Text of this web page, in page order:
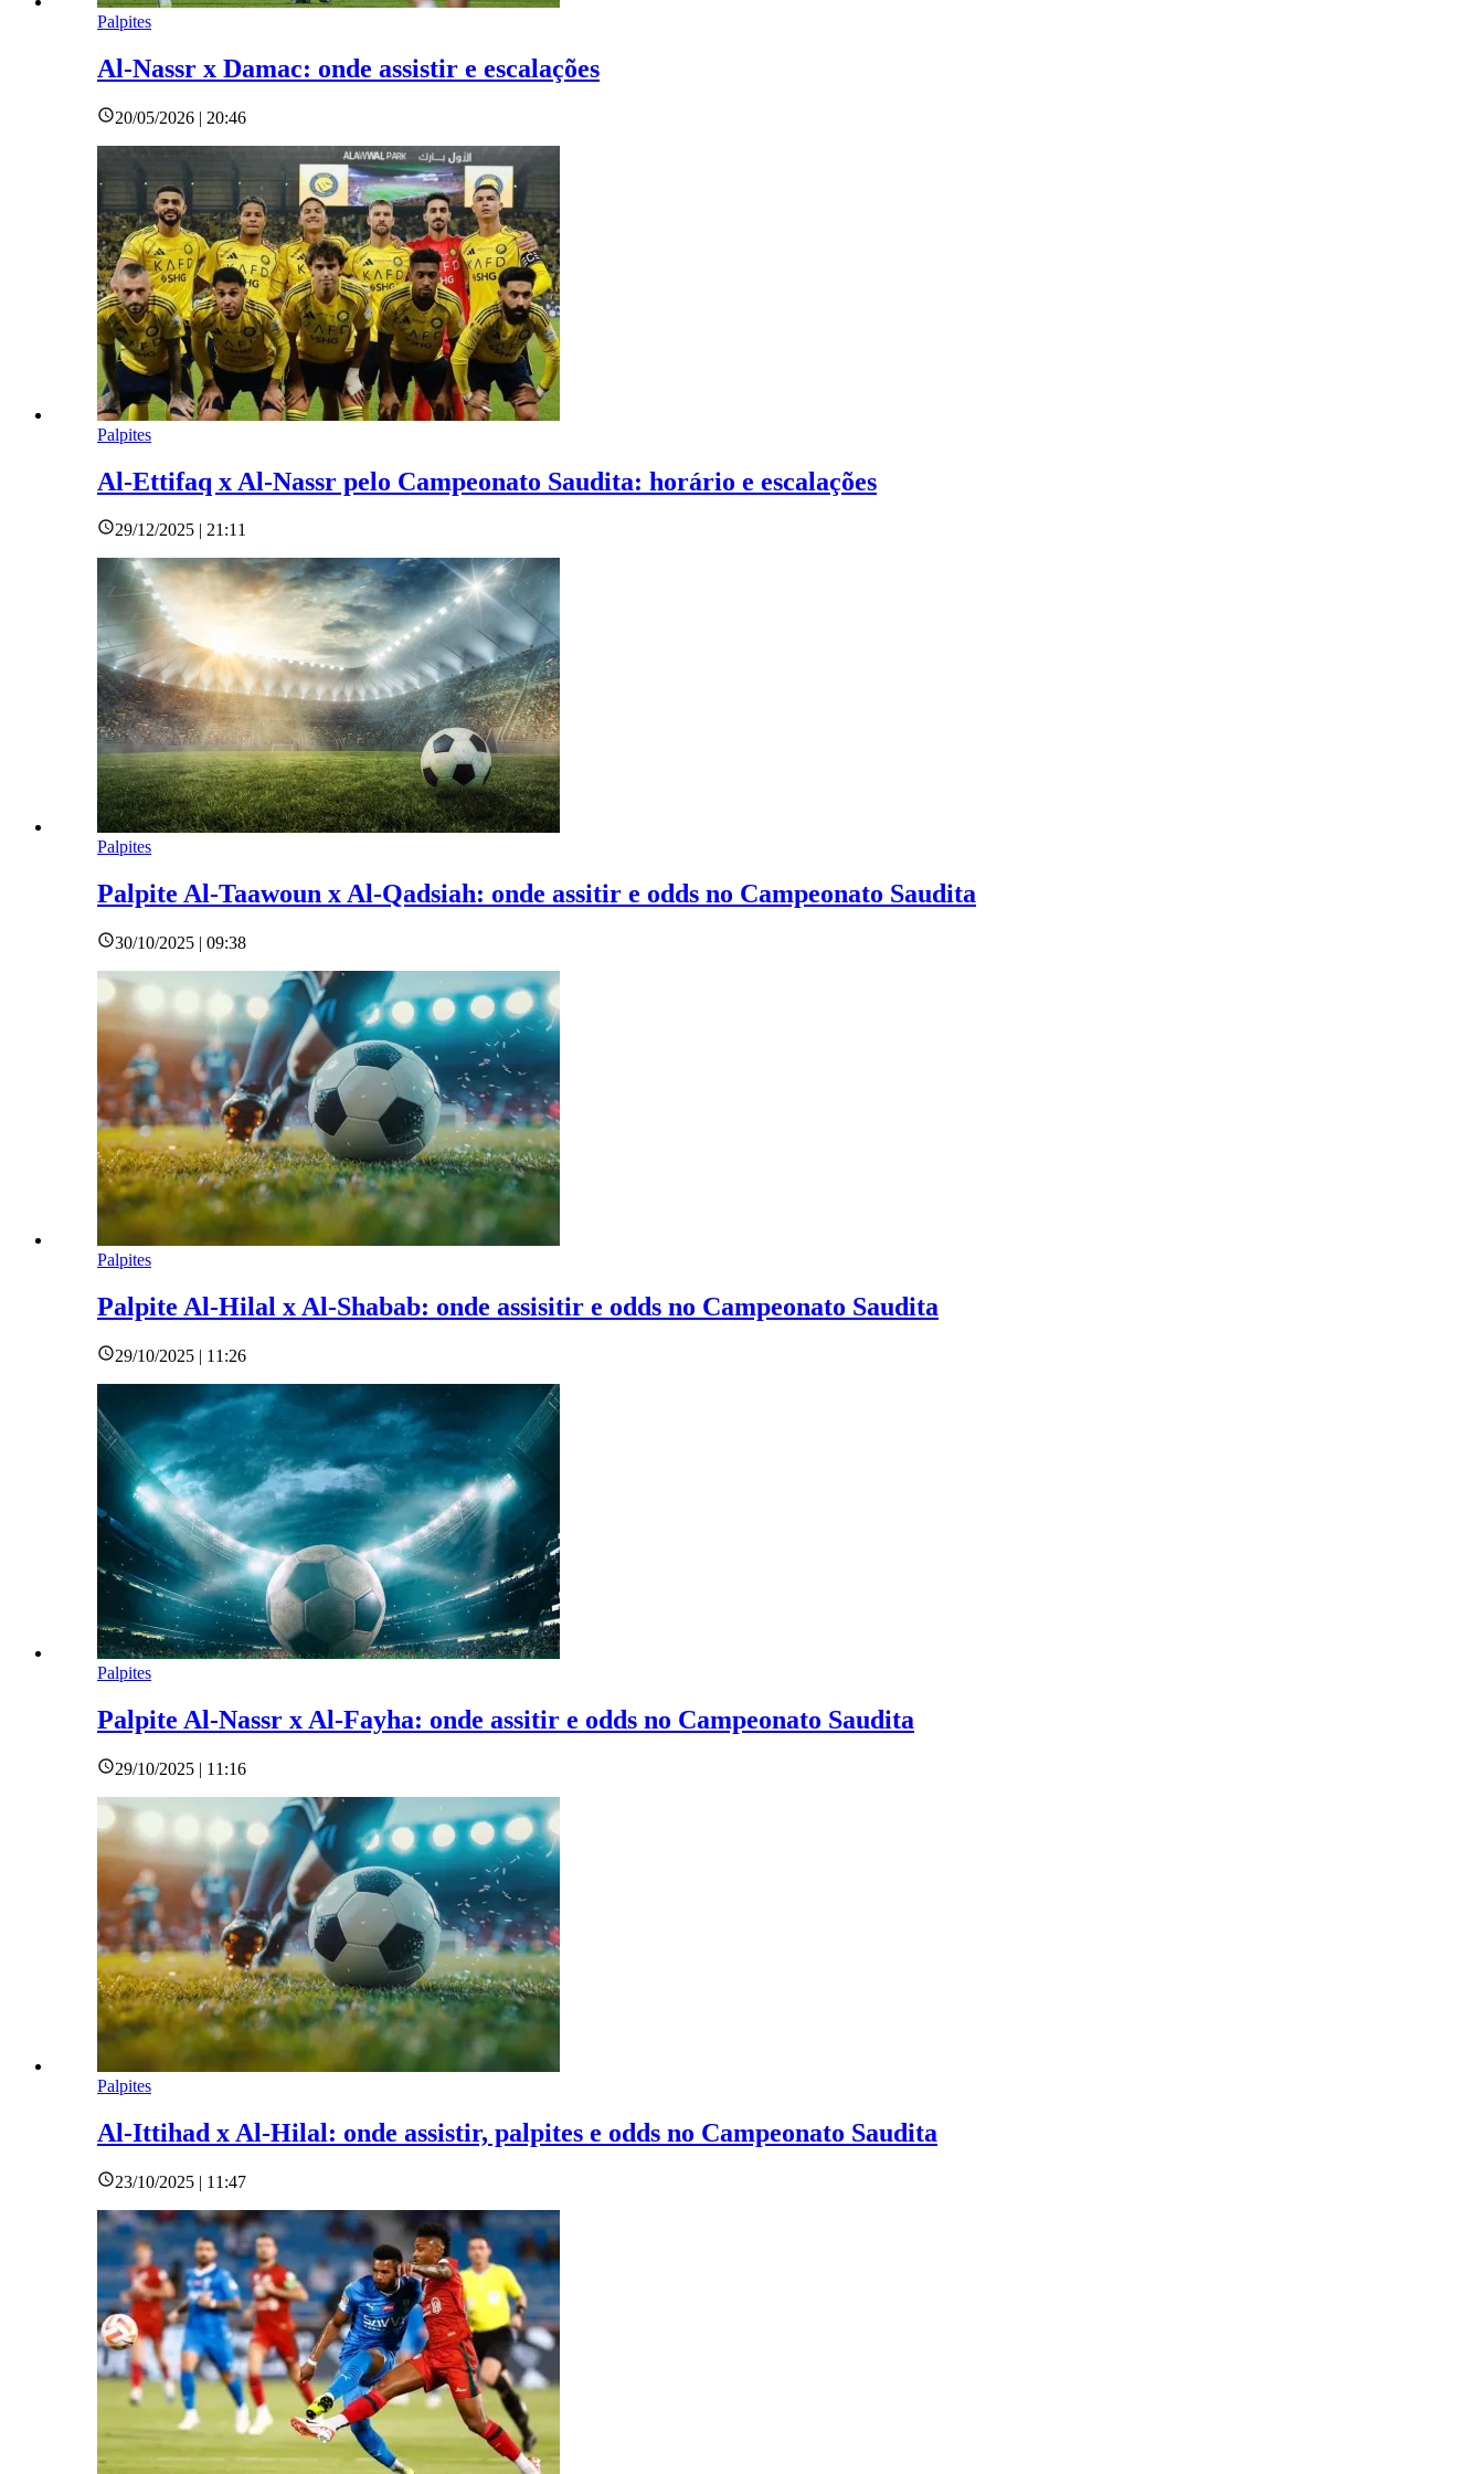
Palpites
Al-Nassr x Damac: onde assistir e escalações
20/05/2026 | 20:46
Palpites
Al-Ettifaq x Al-Nassr pelo Campeonato Saudita: horário e escalações
29/12/2025 | 21:11
Palpites
Palpite Al-Taawoun x Al-Qadsiah: onde assitir e odds no Campeonato Saudita
30/10/2025 | 09:38
Palpites
Palpite Al-Hilal x Al-Shabab: onde assisitir e odds no Campeonato Saudita
29/10/2025 | 11:26
Palpites
Palpite Al-Nassr x Al-Fayha: onde assitir e odds no Campeonato Saudita
29/10/2025 | 11:16
Palpites
Al-Ittihad x Al-Hilal: onde assistir, palpites e odds no Campeonato Saudita
23/10/2025 | 11:47